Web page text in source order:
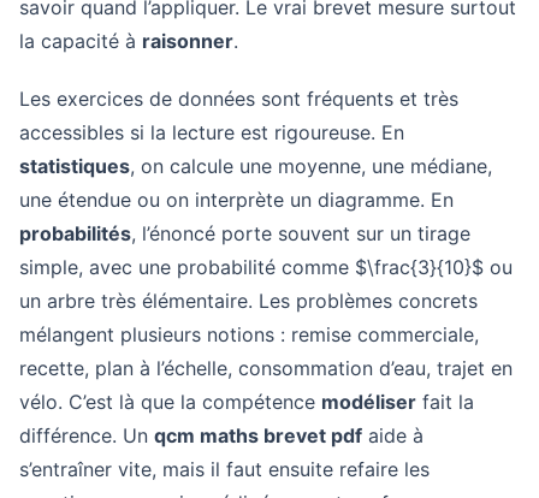
savoir quand l’appliquer. Le vrai brevet mesure surtout
la capacité à raisonner.
Les exercices de données sont fréquents et très
accessibles si la lecture est rigoureuse. En
statistiques, on calcule une moyenne, une médiane,
une étendue ou on interprète un diagramme. En
probabilités, l’énoncé porte souvent sur un tirage
simple, avec une probabilité comme $\frac{3}{10}$ ou
un arbre très élémentaire. Les problèmes concrets
mélangent plusieurs notions : remise commerciale,
recette, plan à l’échelle, consommation d’eau, trajet en
vélo. C’est là que la compétence modéliser fait la
différence. Un qcm maths brevet pdf aide à
s’entraîner vite, mais il faut ensuite refaire les